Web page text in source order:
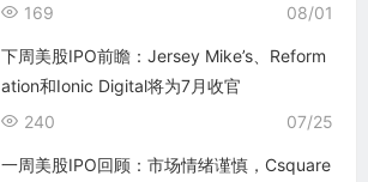
08/01
169
下周美股IPO前瞻：Jersey Mike’s、Reform
ation和Ionic Digital将为7月收官
07/25
240
一周美股IPO回顾：市场情绪谨慎，Csquare